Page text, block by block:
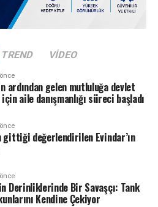
TREND VIDEO
ardından gelen mutluluğa devlet
aile danışmanlığı süreci başladı
gittiği değerlendirilen Evindar’ın
Derinliklerinde Bir Savaşçı: Tank
Kendine Çekiyor